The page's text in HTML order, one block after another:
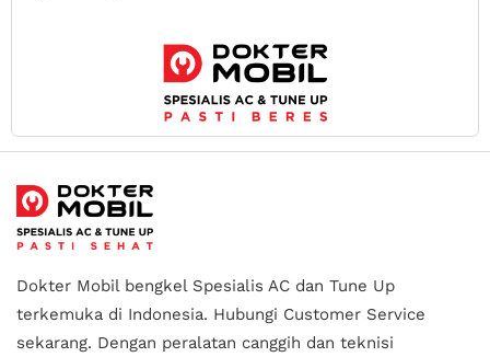
Dokter Mobil bengkel Spesialis AC dan Tune Up
terkemuka di Indonesia. Hubungi Customer Service
sekarang. Dengan peralatan canggih dan teknisi